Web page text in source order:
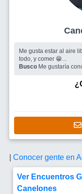
Me gusta estar al aire
todo, y comer 😁...
Busco Me gustaría
Conocer gente en
Ver Encuentros
Canelones